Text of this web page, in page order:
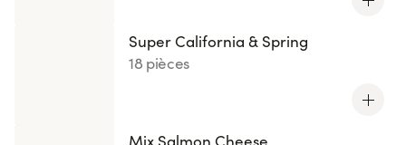
Super California & Spring
18 pièces